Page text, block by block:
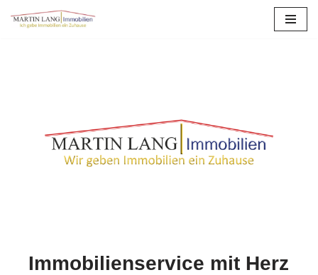
Immobilienservice mit Herz